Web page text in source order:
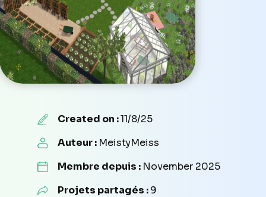
Created on :11/8/25
Auteur : MeistyMeiss
Membre depuis : November 2025
Projets partagés :9